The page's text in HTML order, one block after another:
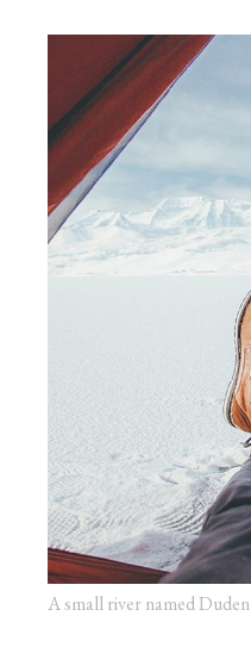
A small river named Duden